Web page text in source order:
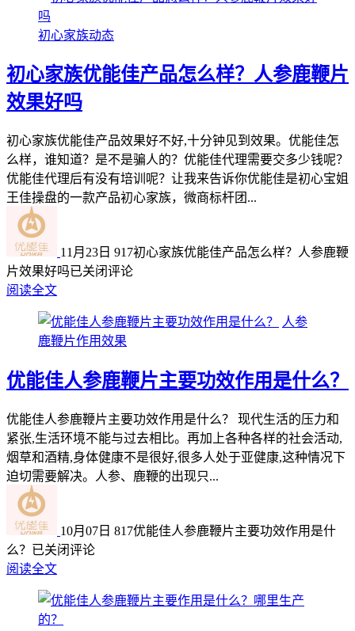
初心家族动态
初心家族优能佳产品怎么样？人参鹿鞭片
效果好吗
初心家族优能佳产品效果好不好,十分钟见到效果。优能佳怎
么样，谁知道？是不是骗人的？优能佳代理需要交多少钱呢？
优能佳代理后有没有培训呢？让我来告诉你优能佳是初心宝姐
王佳操盘的一款产品初心家族，微商标杆团...
11月23日 917初心家族优能佳产品怎么样？人参鹿鞭
片效果好吗已关闭评论
阅读全文
人参
鹿鞭片作用效果
优能佳人参鹿鞭片主要功效作用是什么？
优能佳人参鹿鞭片主要功效作用是什么？ 现代生活的压力和
紧张,生活环境不能与过去相比。再加上各种各样的社会活动,
烟草和酒精,身体健康不是很好,很多人处于亚健康,这种情况下
迫切需要解决。人参、鹿鞭的出现只...
10月07日 817优能佳人参鹿鞭片主要功效作用是什
么？ 已关闭评论
阅读全文